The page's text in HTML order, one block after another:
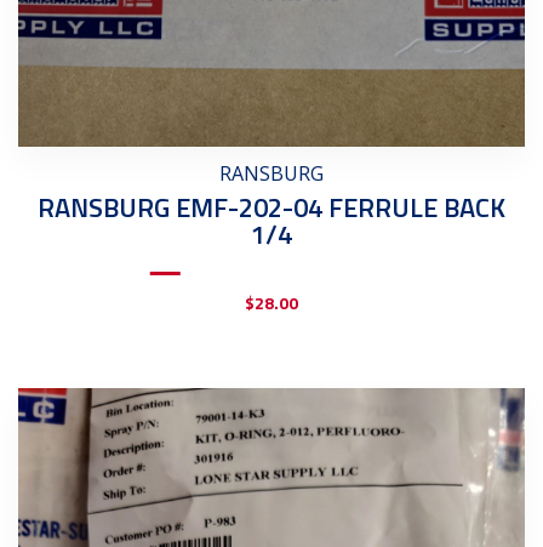
RANSBURG
RANSBURG EMF-202-04 FERRULE BACK
1/4
$28.00